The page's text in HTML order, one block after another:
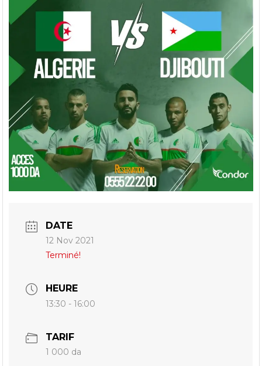
DATE
12 Nov 2021
Terminé!
HEURE
13:30 - 16:00
TARIF
1 000 da